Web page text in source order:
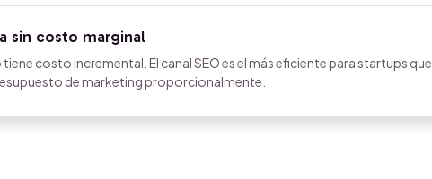
sin costo marginal
costo incremental. El canal SEO es el más eficiente para startups que
de marketing proporcionalmente.